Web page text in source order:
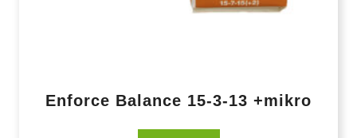
Enforce Balance 15-3-13 +mikro